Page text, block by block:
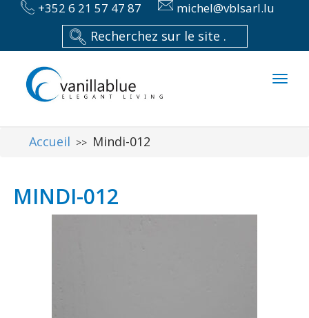
+352 6 21 57 47 87 michel@vblsarl.lu
Accueil >> Mindi-012
MINDI-012